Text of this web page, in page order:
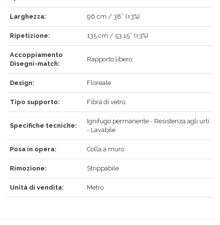
Larghezza: 96 cm / 38” (±3%)
Ripetizione: 135 cm / 53.15” (±3%)
Accoppiamento
Disegni-match:
Rapporto libero
Design: Floreale
Tipo supporto: Fibra di vetro
Specifiche tecniche:
Ignifugo permanente - Resistenza agli urti
- Lavabile
Posa in opera: Colla a muro
Rimozione: Strippabile
Unità di vendita: Metro